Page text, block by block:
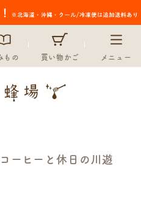
もの 買い物かご メニュー
ーヒーと休日の川遊